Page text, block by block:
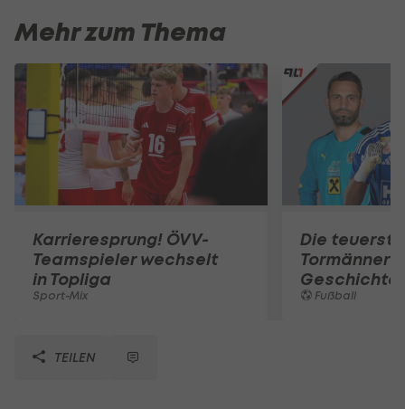
Mehr zum Thema
Karrieresprung! ÖVV-
Teamspieler wechselt
in Topliga
Sport-Mix
Die
Tormänner
Geschichte
Fußball
TEILEN